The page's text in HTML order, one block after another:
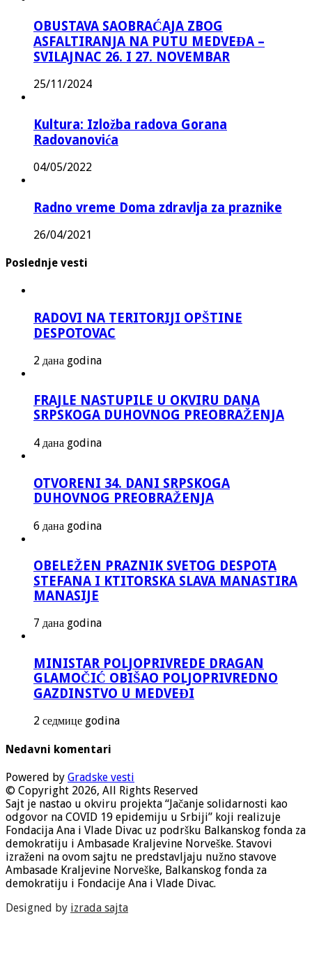
OBUSTAVA SAOBRAĆAJA ZBOG
ASFALTIRANJA NA PUTU MEDVEĐA –
SVILAJNAC 26. I 27. NOVEMBAR
25/11/2024
Kultura: Izložba radova Gorana
Radovanovića
04/05/2022
Radno vreme Doma zdravlja za praznike
26/04/2021
Poslednje vesti
RADOVI NA TERITORIJI OPŠTINE
DESPOTOVAC
2 дана godina
FRAJLE NASTUPILE U OKVIRU DANA
SRPSKOGA DUHOVNOG PREOBRAŽENJA
4 дана godina
OTVORENI 34. DANI SRPSKOGA
DUHOVNOG PREOBRAŽENJA
6 дана godina
OBELEŽEN PRAZNIK SVETOG DESPOTA
STEFANA I KTITORSKA SLAVA MANASTIRA
MANASIJE
7 дана godina
MINISTAR POLJOPRIVREDE DRAGAN
GLAMOČIĆ OBIŠAO POLJOPRIVREDNO
GAZDINSTVO U MEDVEĐI
2 седмице godina
Nedavni komentari
Powered by Gradske vesti
© Copyright 2026, All Rights Reserved
Sajt je nastao u okviru projekta “Jačanje solidarnosti kao
odgovor na COVID 19 epidemiju u Srbiji” koji realizuje
Fondacija Ana i Vlade Divac uz podršku Balkanskog fonda za
demokratiju i Ambasade Kraljevine Norveške. Stavovi
izraženi na ovom sajtu ne predstavljaju nužno stavove
Ambasade Kraljevine Norveške, Balkanskog fonda za
demokratiju i Fondacije Ana i Vlade Divac.
Designed by izrada sajta